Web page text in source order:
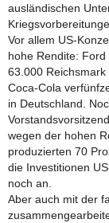
ausländischen
Vor allem US-
hohe Rendite:
63.000
Coca-Cola
in Deutschland.
wegen der hohen
produzierten 70
die Investitionen
noch an.
Aber auch mit der